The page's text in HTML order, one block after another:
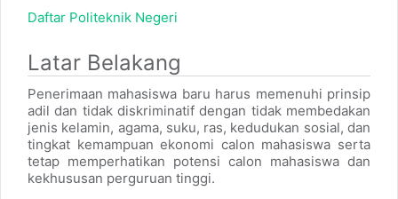
Daftar Politeknik Negeri
Latar Belakang
Penerimaan mahasiswa baru harus memenuhi prinsip
adil dan tidak diskriminatif dengan tidak membedakan
jenis kelamin, agama, suku, ras, kedudukan sosial, dan
tingkat kemampuan ekonomi calon mahasiswa serta
tetap memperhatikan potensi calon mahasiswa dan
kekhususan perguruan tinggi.